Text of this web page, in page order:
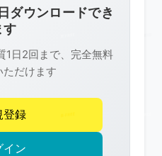
像
は
R-
FREE
作
権
ダウンロードでき
す
1日2回まで、完全無料
ただけます
登録
イン